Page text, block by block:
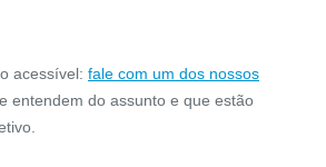
acessível: fale com um dos nossos
entendem do assunto e que estão